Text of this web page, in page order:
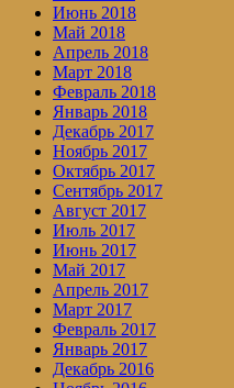
Июнь 2018
Май 2018
Апрель 2018
Март 2018
Февраль 2018
Январь 2018
Декабрь 2017
Ноябрь 2017
Октябрь 2017
Сентябрь 2017
Август 2017
Июль 2017
Июнь 2017
Май 2017
Апрель 2017
Март 2017
Февраль 2017
Январь 2017
Декабрь 2016